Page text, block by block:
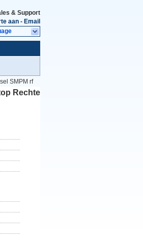
& Support
aan - Email
SMPM rf
Rechte